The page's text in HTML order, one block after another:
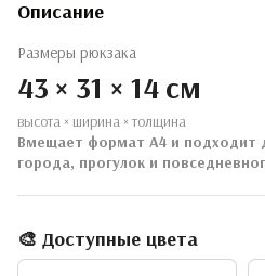
Описание
Размеры рюкзака
43 × 31 × 14 см
высота × ширина × толщина
Вмещает формат А4 и подходит
города, прогулок и
🎨 Доступные цвета